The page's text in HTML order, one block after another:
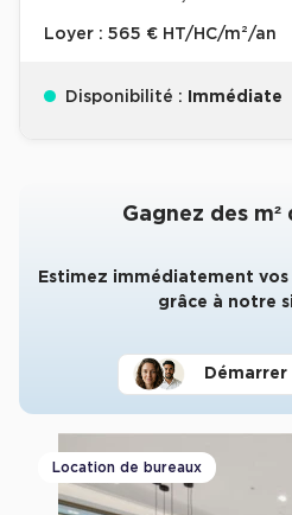
Loyer : 565 € HT/HC/m²/an
Disponibilité : Immédiate
Gagnez des
Estimez immédiatement
grâce à notre
Location de bureaux